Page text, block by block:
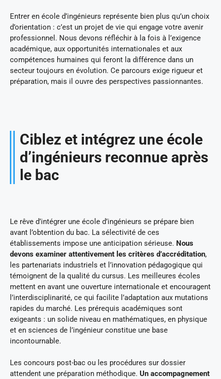
Entrer en école d’ingénieurs représente bien plus qu’un choix
d’orientation : c’est un projet de vie qui engage votre avenir
professionnel. Nous devons réfléchir à la fois à l’exigence
académique, aux opportunités internationales et aux
compétences humaines qui feront la différence dans un
secteur toujours en évolution. Ce parcours exige rigueur et
préparation, mais il ouvre des perspectives passionnantes.
Ciblez et intégrez une école
d’ingénieurs reconnue après
le bac
Le rêve d’intégrer une école d’ingénieurs se prépare bien
avant l’obtention du bac. La sélectivité de ces
établissements impose une anticipation sérieuse. Nous
devons examiner attentivement les critères d’accréditation,
les partenariats industriels et l’innovation pédagogique qui
témoignent de la qualité du cursus. Les meilleures écoles
mettent en avant une ouverture internationale et encouragent
l’interdisciplinarité, ce qui facilite l’adaptation aux mutations
rapides du marché. Les prérequis académiques sont
exigeants : un solide niveau en mathématiques, en physique
et en sciences de l’ingénieur constitue une base
incontournable.
Les concours post-bac ou les procédures sur dossier
attendent une préparation méthodique. Un accompagnement